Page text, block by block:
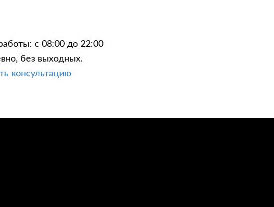
с 08:00 до 22:00
без выходных.
консультацию
АКЦИИ